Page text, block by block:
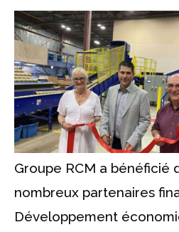
Groupe RCM a bénéficié
nombreux partenaires
Développement